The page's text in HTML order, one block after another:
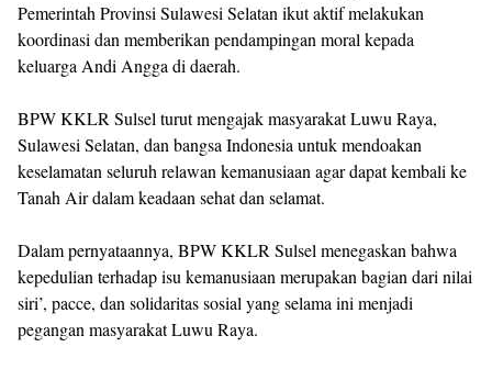
Pemerintah Provinsi Sulawesi Selatan ikut aktif melakukan
koordinasi dan memberikan pendampingan moral kepada
keluarga Andi Angga di daerah.
BPW KKLR Sulsel turut mengajak masyarakat Luwu Raya,
Sulawesi Selatan, dan bangsa Indonesia untuk mendoakan
keselamatan seluruh relawan kemanusiaan agar dapat kembali ke
Tanah Air dalam keadaan sehat dan selamat.
Dalam pernyataannya, BPW KKLR Sulsel menegaskan bahwa
kepedulian terhadap isu kemanusiaan merupakan bagian dari nilai
siri’, pacce, dan solidaritas sosial yang selama ini menjadi
pegangan masyarakat Luwu Raya.